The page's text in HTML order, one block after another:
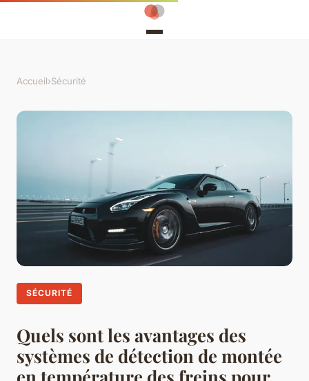
Accueil›Sécurité
SÉCURITÉ
Quels sont les avantages des
systèmes de détection de montée
en température des freins pour